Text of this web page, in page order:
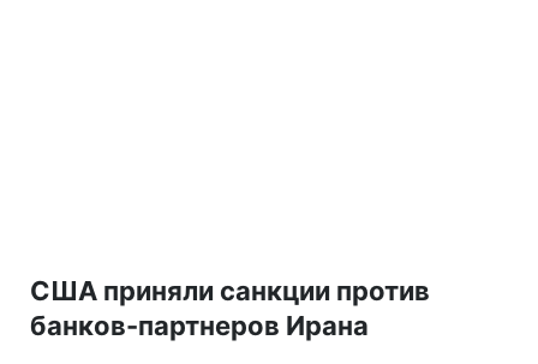
США приняли санкции против
банков-партнеров Ирана